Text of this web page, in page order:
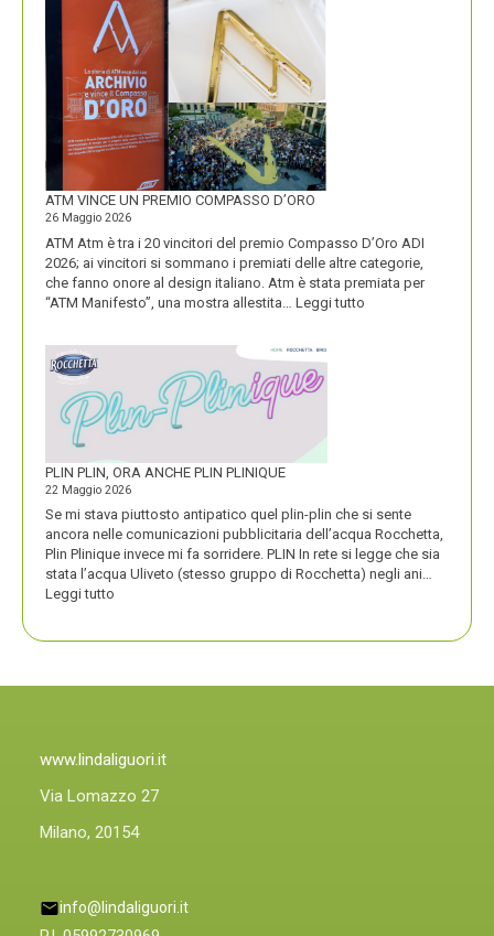
NUOVO
LOGO
DOLOMITI
ENERGIA
MOSTRA
LA
SUA
IDENTITÀ
FORTE
ATM VINCE UN PREMIO COMPASSO D’ORO
26 Maggio 2026
ATM Atm è tra i 20 vincitori del premio Compasso D’Oro ADI
2026; ai vincitori si sommano i premiati delle altre categorie,
che fanno onore al design italiano. Atm è stata premiata per
“ATM Manifesto”, una mostra allestita… Leggi tutto
PLIN PLIN, ORA ANCHE PLIN PLINIQUE
22 Maggio 2026
Se mi stava piuttosto antipatico quel plin-plin che si sente
ancora nelle comunicazioni pubblicitaria dell’acqua Rocchetta,
Plin Plinique invece mi fa sorridere. PLIN In rete si legge che sia
stata l’acqua Uliveto (stesso gruppo di Rocchetta) negli ani…
Leggi tutto
www.lindaliguori.it
Via Lomazzo 27
Milano, 20154
info@lindaliguori.it